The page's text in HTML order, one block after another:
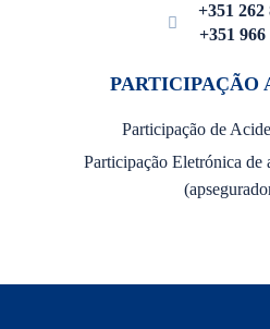
+351 262
+351 966
PARTICIPAÇÃO
Participação de
Participação Eletrónica de